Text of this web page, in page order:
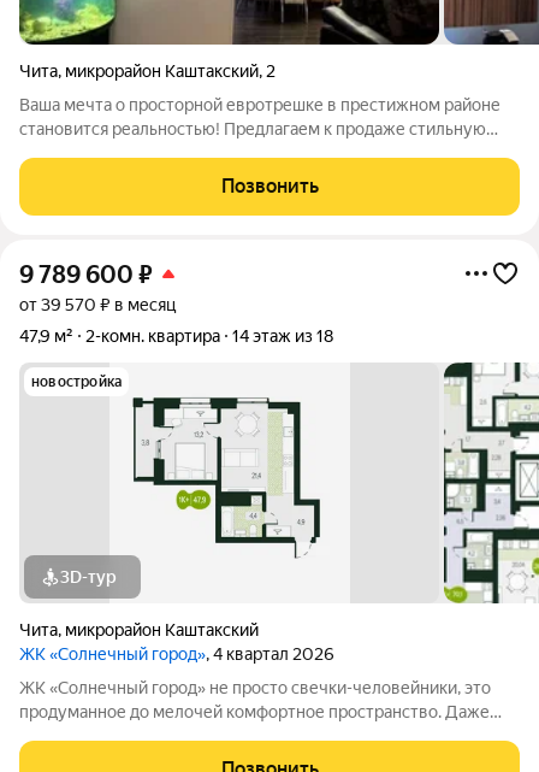
Чита, микрорайон Каштакский, 2
Ваша мечта о просторной евротрешке в престижном районе
становится реальностью! Предлагаем к продаже стильную
застекленными балконами, которые органично вписаны в
пространство квартиры, создавая
Позвонить
9 789 600 ₽
от 39 570 ₽ в месяц
47,9 м²
2-комн. квартира 14 этаж из 18
новостройка
3D-тур
Чита, микрорайон Каштакский
ЖК «Солнечный город», 4 квартал 2026
ЖК «Солнечный город» не просто свечки-человейники, это
продуманное до мелочей комфортное пространство. Даже
решили соблюсти буквально во всём. Природные оттенки